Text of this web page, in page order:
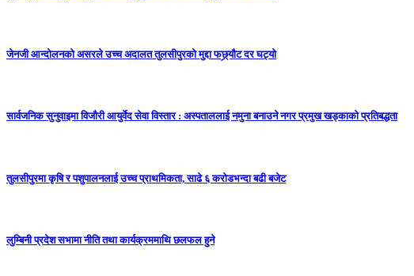
जेनजी आन्दोलनको असरले उच्च अदालत तुलसीपुरको मुद्दा फछ्र्यौट दर घट्यो
सार्वजनिक सुनुवाइमा विजाैरी आयुर्वेद सेवा विस्तार : अस्पताललाई नमुना बनाउने नगर प्रमुख खड्काकाे प्रतिबद्धता
तुलसीपुरमा कृषि र पशुपालनलाई उच्च प्राथमिकता, साढे ६ करोडभन्दा बढी बजेट
लुम्बिनी प्रदेश सभामा नीति तथा कार्यक्रममाथि छलफल हुने